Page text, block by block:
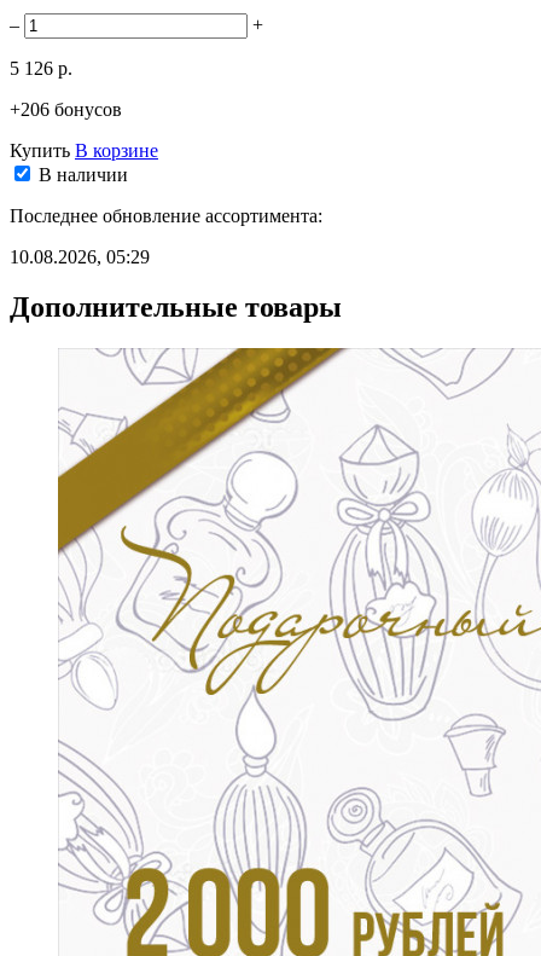
– +
5 126 р.
+206 бонусов
Купить В корзине
В наличии
Последнее обновление ассортимента:
10.08.2026, 05:29
Дополнительные товары